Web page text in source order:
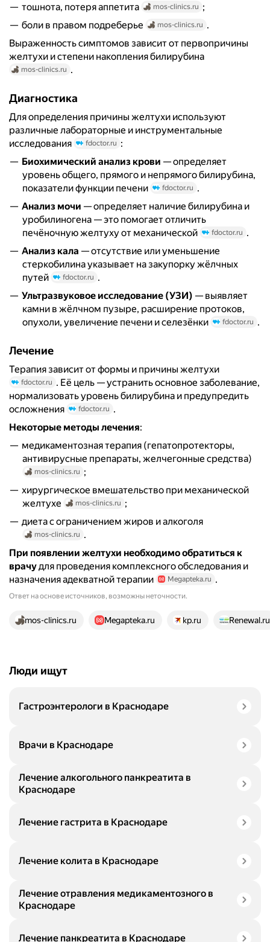
тошнота, потеря аппетита
mos-clinics.ru ;
боли в правом подреберье
mos-clinics.ru .
Выраженность симптомов зависит от первопричины
желтухи и степени накопления билирубина
mos-clinics.ru .
Диагностика
Для определения причины желтухи используют
различные лабораторные и инструментальные
исследования
fdoctor.ru :
Биохимический анализ крови — определяет
уровень общего, прямого и непрямого билирубина,
показатели функции печени
fdoctor.ru .
Анализ мочи — определяет наличие билирубина и
уробилиногена — это помогает отличить
печёночную желтуху от механической
fdoctor.ru .
Анализ кала — отсутствие или уменьшение
стеркобилина указывает на закупорку жёлчных
путей
fdoctor.ru .
Ультразвуковое исследование (УЗИ) — выявляет
камни в жёлчном пузыре, расширение протоков,
опухоли, увеличение печени и селезёнки
fdoctor.ru .
Лечение
Терапия зависит от формы и причины желтухи
fdoctor.ru . Её цель — устранить основное заболевание,
нормализовать уровень билирубина и предупредить
осложнения
fdoctor.ru .
Некоторые методы лечения:
медикаментозная терапия (гепатопротекторы,
антивирусные препараты, желчегонные средства)
mos-clinics.ru ;
хирургическое вмешательство при механической
желтухе
mos-clinics.ru ;
диета с ограничением жиров и алкоголя
mos-clinics.ru .
При появлении желтухи необходимо обратиться к
врачудля проведения комплексного обследования и
назначения адекватной терапии
Megapteka.ru .
Ответ на основе источников, возможны неточности.
15 источников
mos-clinics.ru Megapteka.ru kp.ru Renewal.ru
Люди ищут
Гастроэнтерологи в Краснодаре
Врачи в Краснодаре
Лечение алкогольного панкреатита в
Краснодаре
Лечение гастрита в Краснодаре
Лечение колита в Краснодаре
Лечение отравления медикаментозного в
Краснодаре
Лечение панкреатита в Краснодаре